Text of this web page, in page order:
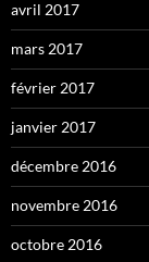
avril 2017
mars 2017
février 2017
janvier 2017
décembre 2016
novembre 2016
octobre 2016